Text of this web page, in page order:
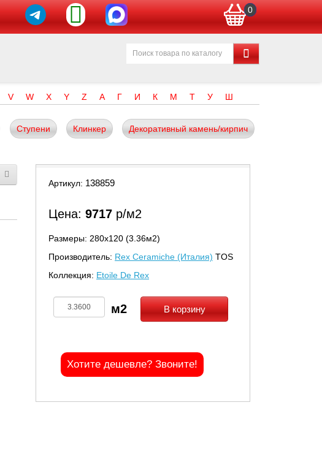
0
V W X Y Z А Г И К М Т У Ш
Ступени Клинкер Декоративный камень/кирпич
Артикул: 138859
Цена: 9717 р/м2
Размеры: 280х120 (3.36м2)
Производитель: Rex Ceramiche (Италия) TOS
Коллекция: Etoile De Rex
В корзину
Хотите дешевле? Звоните!